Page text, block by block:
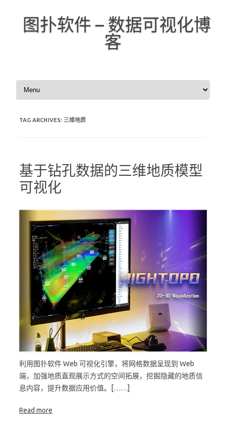
图扑软件 – 数据可视化博
客
Skip to content
TAG ARCHIVES: 三维地质
基于钻孔数据的三维地质模型
可视化
利用图扑软件 Web 可视化引擎，将网格数据呈现到 Web
端，加强地质直观展示方式的空间拓展，挖掘隐藏的地质信
息内容，提升数据应用价值。[……]
Read more